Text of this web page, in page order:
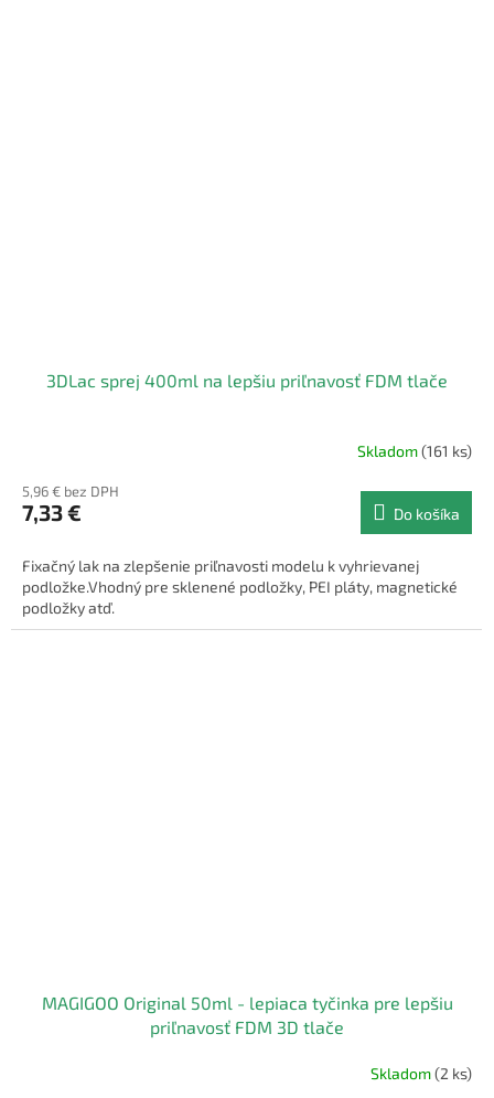
3DLac sprej 400ml na lepšiu priľnavosť FDM tlače
Skladom(161 ks)
5,96 € bez DPH
7,33 € Do košíka
Fixačný lak na zlepšenie priľnavosti modelu k vyhrievanej
podložke.Vhodný pre sklenené podložky, PEI pláty, magnetické
podložky atď.
MAGIGOO Original 50ml - lepiaca tyčinka pre lepšiu
priľnavosť FDM 3D tlače
Skladom(2 ks)